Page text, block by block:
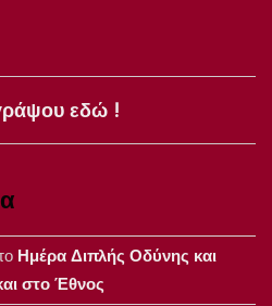
εδώ !
Ημέρα Διπλής Οδύνης και
στο Έθνος